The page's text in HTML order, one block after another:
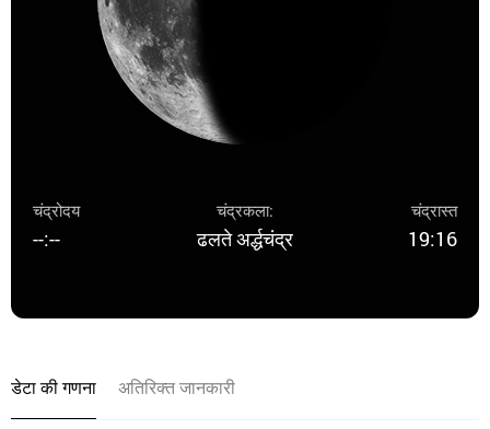
चंद्रोदय
--:--
चंद्रकला:
ढलते अर्द्धचंद्र
चंद्रास्त
19:16
डेटा की गणना अतिरिक्त जानकारी